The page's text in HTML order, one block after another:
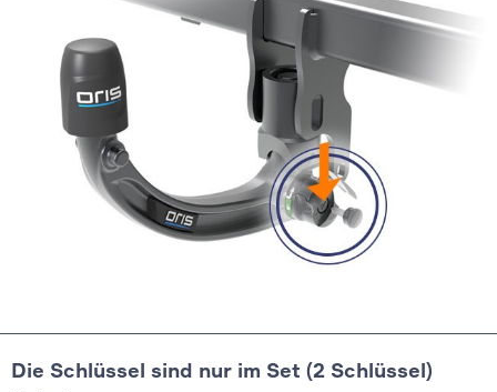
Die Schlüssel sind nur im Set (2 Schlüssel)